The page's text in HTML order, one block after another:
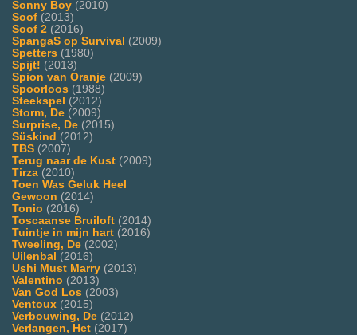
Sonny Boy (2010)
Soof (2013)
Soof 2 (2016)
SpangaS op Survival (2009)
Spetters (1980)
Spijt! (2013)
Spion van Oranje (2009)
Spoorloos (1988)
Steekspel (2012)
Storm, De (2009)
Surprise, De (2015)
Süskind (2012)
TBS (2007)
Terug naar de Kust (2009)
Tirza (2010)
Toen Was Geluk Heel
Gewoon (2014)
Tonio (2016)
Toscaanse Bruiloft (2014)
Tuintje in mijn hart (2016)
Tweeling, De (2002)
Uilenbal (2016)
Ushi Must Marry (2013)
Valentino (2013)
Van God Los (2003)
Ventoux (2015)
Verbouwing, De (2012)
Verlangen, Het (2017)